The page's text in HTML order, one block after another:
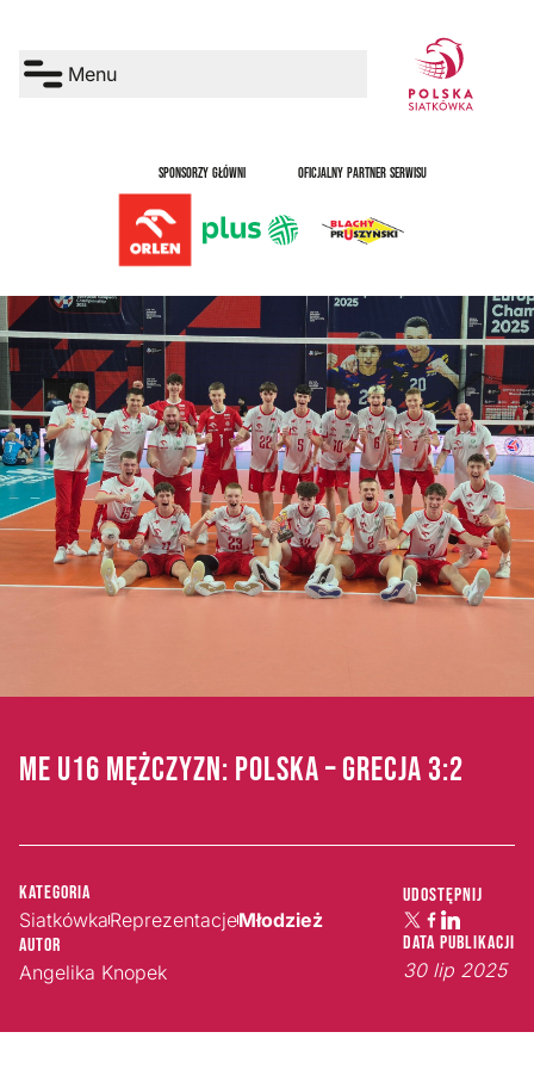
Menu
SPONSORZY GŁÓWNI OFICJALNY PARTNER SERWISU
ME U16 MĘŻCZYZN: POLSKA – GRECJA 3:2
Kategoria
SiatkówkaReprezentacjeMłodzież
Autor
Angelika Knopek
Udostępnij
Data publikacji
30 lip 2025